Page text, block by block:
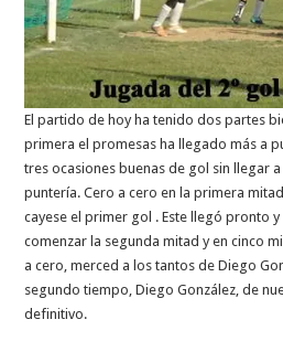
El partido de hoy ha tenido dos partes
primera el promesas ha llegado más a
tres ocasiones buenas de gol sin llegar
puntería. Cero a cero en la primera
cayese el primer gol . Este llegó pronto
comenzar la segunda mitad y en cinco
a cero, merced a los tantos de Diego
segundo tiempo, Diego González, de
definitivo.